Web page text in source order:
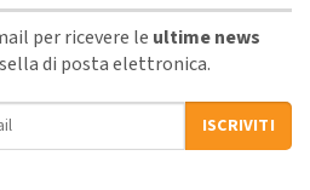
per ricevere le ultime news
di posta elettronica.
ISCRIVITI